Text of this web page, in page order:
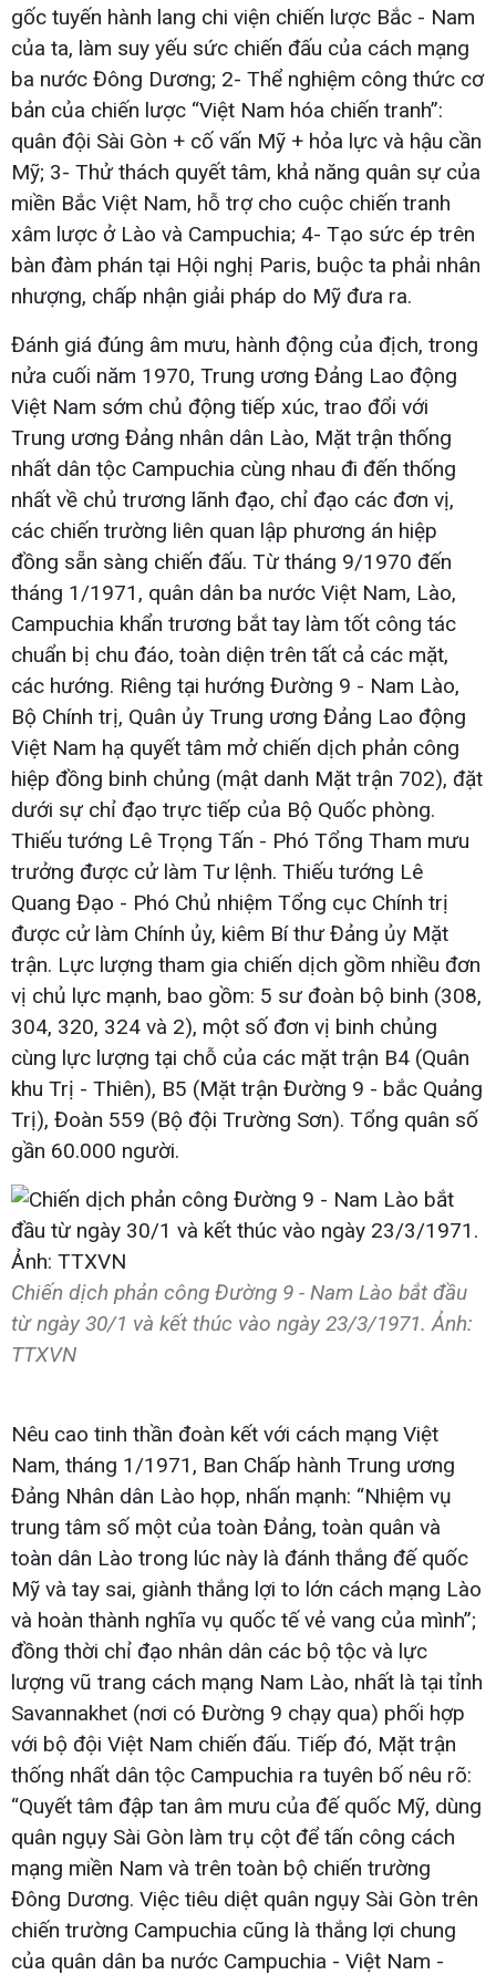
gốc tuyến hành lang chi viện chiến lược Bắc - Nam
của ta, làm suy yếu sức chiến đấu của cách mạng
ba nước Đông Dương; 2- Thể nghiệm công thức cơ
bản của chiến lược “Việt Nam hóa chiến tranh”:
quân đội Sài Gòn + cố vấn Mỹ + hỏa lực và hậu cần
Mỹ; 3- Thử thách quyết tâm, khả năng quân sự của
miền Bắc Việt Nam, hỗ trợ cho cuộc chiến tranh
xâm lược ở Lào và Campuchia; 4- Tạo sức ép trên
bàn đàm phán tại Hội nghị Paris, buộc ta phải nhân
nhượng, chấp nhận giải pháp do Mỹ đưa ra.
Đánh giá đúng âm mưu, hành động của địch, trong
nửa cuối năm 1970, Trung ương Đảng Lao động
Việt Nam sớm chủ động tiếp xúc, trao đổi với
Trung ương Đảng nhân dân Lào, Mặt trận thống
nhất dân tộc Campuchia cùng nhau đi đến thống
nhất về chủ trương lãnh đạo, chỉ đạo các đơn vị,
các chiến trường liên quan lập phương án hiệp
đồng sẵn sàng chiến đấu. Từ tháng 9/1970 đến
tháng 1/1971, quân dân ba nước Việt Nam, Lào,
Campuchia khẩn trương bắt tay làm tốt công tác
chuẩn bị chu đáo, toàn diện trên tất cả các mặt,
các hướng. Riêng tại hướng Đường 9 - Nam Lào,
Bộ Chính trị, Quân ủy Trung ương Đảng Lao động
Việt Nam hạ quyết tâm mở chiến dịch phản công
hiệp đồng binh chủng (mật danh Mặt trận 702), đặt
dưới sự chỉ đạo trực tiếp của Bộ Quốc phòng.
Thiếu tướng Lê Trọng Tấn - Phó Tổng Tham mưu
trưởng được cử làm Tư lệnh. Thiếu tướng Lê
Quang Đạo - Phó Chủ nhiệm Tổng cục Chính trị
được cử làm Chính ủy, kiêm Bí thư Đảng ủy Mặt
trận. Lực lượng tham gia chiến dịch gồm nhiều đơn
vị chủ lực mạnh, bao gồm: 5 sư đoàn bộ binh (308,
304, 320, 324 và 2), một số đơn vị binh chủng
cùng lực lượng tại chỗ của các mặt trận B4 (Quân
khu Trị - Thiên), B5 (Mặt trận Đường 9 - bắc Quảng
Trị), Đoàn 559 (Bộ đội Trường Sơn). Tổng quân số
gần 60.000 người.
Chiến dịch phản công Đường 9 - Nam Lào bắt đầu
từ ngày 30/1 và kết thúc vào ngày 23/3/1971. Ảnh:
TTXVN
Nêu cao tinh thần đoàn kết với cách mạng Việt
Nam, tháng 1/1971, Ban Chấp hành Trung ương
Đảng Nhân dân Lào họp, nhấn mạnh: “Nhiệm vụ
trung tâm số một của toàn Đảng, toàn quân và
toàn dân Lào trong lúc này là đánh thắng đế quốc
Mỹ và tay sai, giành thắng lợi to lớn cách mạng Lào
và hoàn thành nghĩa vụ quốc tế vẻ vang của mình”;
đồng thời chỉ đạo nhân dân các bộ tộc và lực
lượng vũ trang cách mạng Nam Lào, nhất là tại tỉnh
Savannakhet (nơi có Đường 9 chạy qua) phối hợp
với bộ đội Việt Nam chiến đấu. Tiếp đó, Mặt trận
thống nhất dân tộc Campuchia ra tuyên bố nêu rõ:
“Quyết tâm đập tan âm mưu của đế quốc Mỹ, dùng
quân ngụy Sài Gòn làm trụ cột để tấn công cách
mạng miền Nam và trên toàn bộ chiến trường
Đông Dương. Việc tiêu diệt quân ngụy Sài Gòn trên
chiến trường Campuchia cũng là thắng lợi chung
của quân dân ba nước Campuchia - Việt Nam -